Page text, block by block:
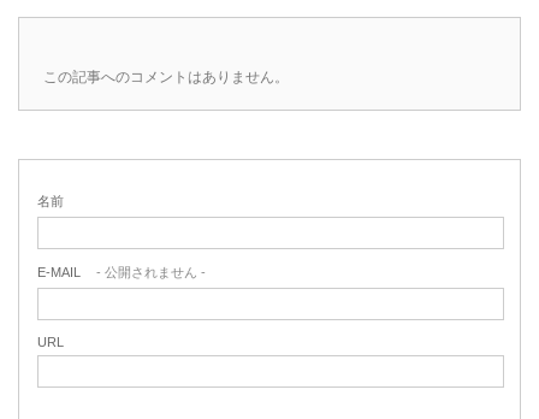
この記事へのコメントはありません。
名前
E-MAIL - 公開されません -
URL